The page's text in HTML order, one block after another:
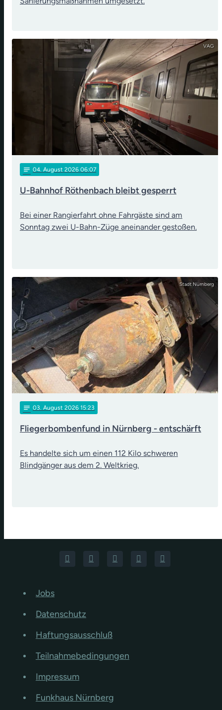
VAG
notes 04 . August 2026 06:07
U-Bahnhof Röthenbach bleibt gesperrt
Bei einer Rangierfahrt ohne Fahrgäste sind am
Sonntag zwei U-Bahn-Züge aneinander gestoßen.
Stadt Nürnberg
notes 03. August 2026 15:23
Fliegerbombenfund in Nürnberg - entschärft
Es handelte sich um einen 112 Kilo schweren
Blindgänger aus dem 2. Weltkrieg.
Jobs
Datenschutz
Haftungsausschluß
Teilnahmebedingungen
Impressum
Funkhaus Nürnberg